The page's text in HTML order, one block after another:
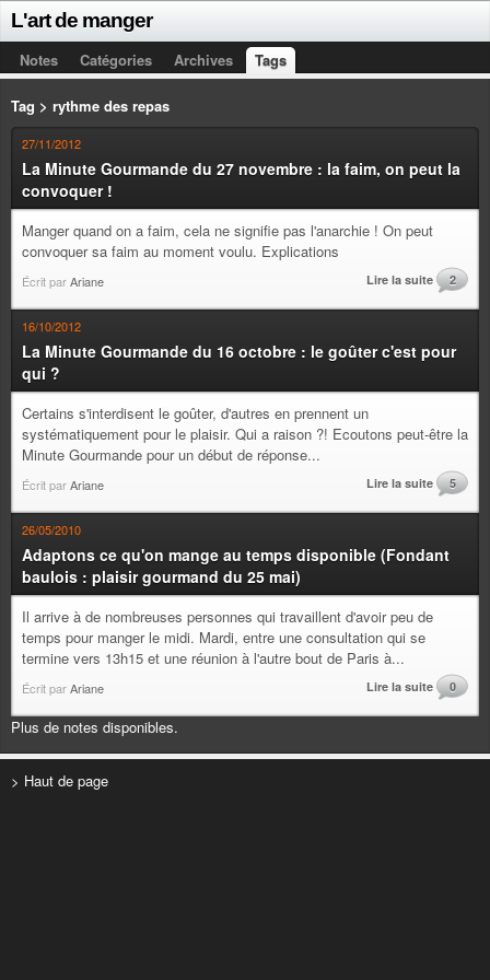
L'art de manger
Notes Catégories Archives Tags
Tag > rythme des repas
27/11/2012
La Minute Gourmande du 27 novembre : la faim, on peut la
convoquer !
Manger quand on a faim, cela ne signifie pas l'anarchie ! On peut
convoquer sa faim au moment voulu. Explications
Écrit parAriane Lire la suite 2
16/10/2012
La Minute Gourmande du 16 octobre : le goûter c'est pour
qui ?
Certains s'interdisent le goûter, d'autres en prennent un
systématiquement pour le plaisir. Qui a raison ?! Ecoutons peut-être la
Minute Gourmande pour un début de réponse...
Écrit parAriane Lire la suite 5
26/05/2010
Adaptons ce qu'on mange au temps disponible (Fondant
baulois : plaisir gourmand du 25 mai)
Il arrive à de nombreuses personnes qui travaillent d'avoir peu de
temps pour manger le midi. Mardi, entre une consultation qui se
termine vers 13h15 et une réunion à l'autre bout de Paris à...
Écrit parAriane Lire la suite 0
Plus de notes disponibles.
> Haut de page